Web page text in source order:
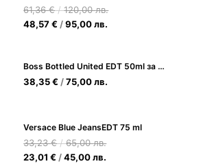
61,36€/120,00лв.
48,57€ /95,00лв.
Boss Bottled United EDT 50ml за Мъже
38,35€ /75,00лв.
Versace Blue JeansEDT 75 ml
33,23€/65,00лв.
23,01€ /45,00лв.